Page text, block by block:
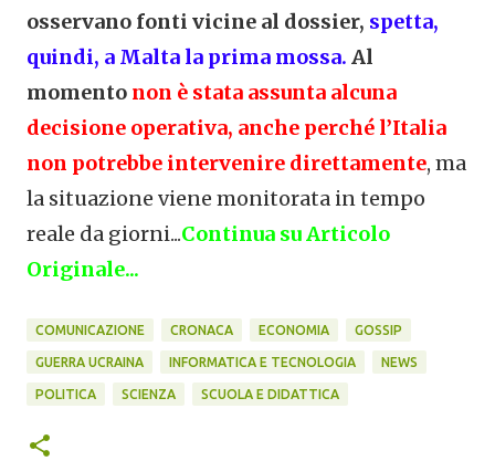
osservano fonti vicine al dossier, spetta,
quindi, a Malta la prima mossa. Al
momento non è stata assunta alcuna
decisione operativa, anche perché l’Italia
non potrebbe intervenire direttamente, ma
la situazione viene monitorata in tempo
reale da giorni...Continua su Articolo
Originale...
COMUNICAZIONE CRONACA ECONOMIA GOSSIP
GUERRA UCRAINA INFORMATICA E TECNOLOGIA NEWS
POLITICA SCIENZA SCUOLA E DIDATTICA